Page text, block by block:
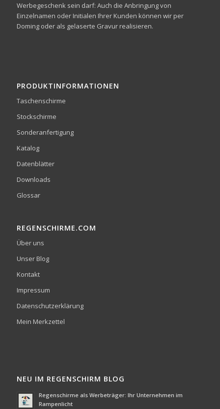
Werbegeschenk sein darf: Auch die Anbringung von
Einzelnamen oder Initialen Ihrer Kunden können wir per
Doming oder als gelaserte Gravur realisieren.
PRODUKTINFORMATIONEN
Taschenschirme
Stockschirme
Sonderanfertigung
Katalog
Datenblätter
Downloads
Glossar
REGENSCHIRME.COM
Über uns
Unser Blog
Kontakt
Impressum
Datenschutzerklärung
Mein Merkzettel
NEU IM REGENSCHIRM BLOG
Regenschirme als Werbeträger: Ihr Unternehmen im
Rampenlicht